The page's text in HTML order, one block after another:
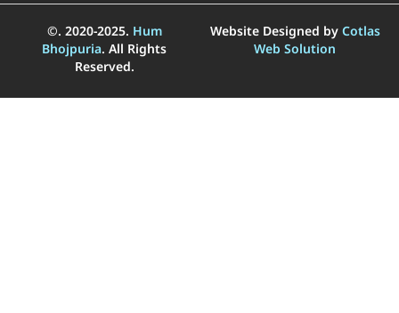
©. 2020-2025. Hum
Bhojpuria. All Rights
Reserved.
Website Designed by Cotlas
Web Solution